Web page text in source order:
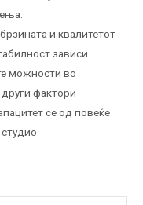
и квалитетот
зависи
можности во
фактори
се од повеќе